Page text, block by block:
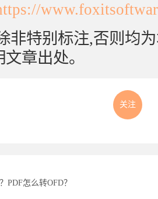
非特别标注,否则均
章出处。
关注
PDF怎么转OFD？